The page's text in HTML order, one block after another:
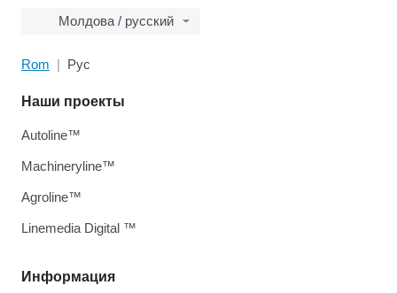
Молдова / русский
Rom Рус
Информация
Наши проекты
Autoline™
Machineryline™
Agroline™
Linemedia Digital ™